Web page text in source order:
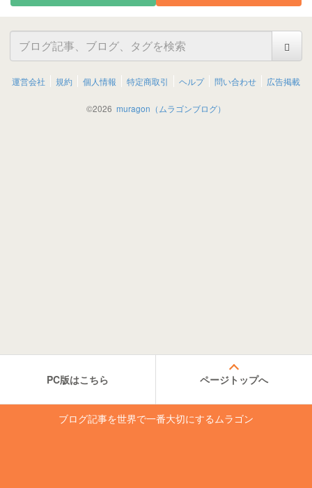
運営会社 規約 個人情報 特定商取引 ヘルプ 問い合わせ 広告掲載
©2026 muragon（ムラゴンブログ）
PC版はこちら ページトップへ
ブログ記事を世界で一番大切にするムラゴン